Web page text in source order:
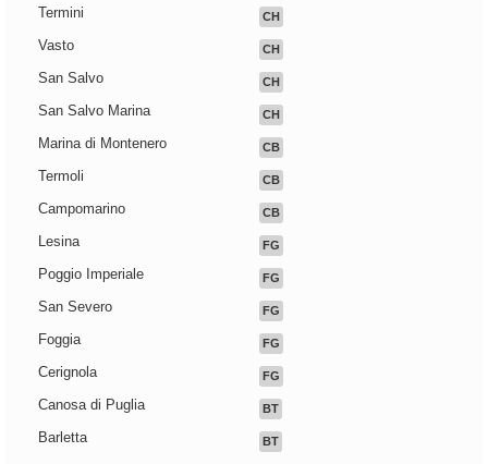
Termini CH
Vasto CH
San Salvo CH
San Salvo Marina CH
Marina di Montenero CB
Termoli CB
Campomarino CB
Lesina FG
Poggio Imperiale FG
San Severo FG
Foggia FG
Cerignola FG
Canosa di Puglia BT
Barletta BT